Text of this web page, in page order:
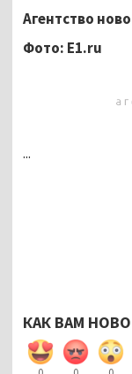
Агентство
Фото: E1.ru
...
КАК ВАМ